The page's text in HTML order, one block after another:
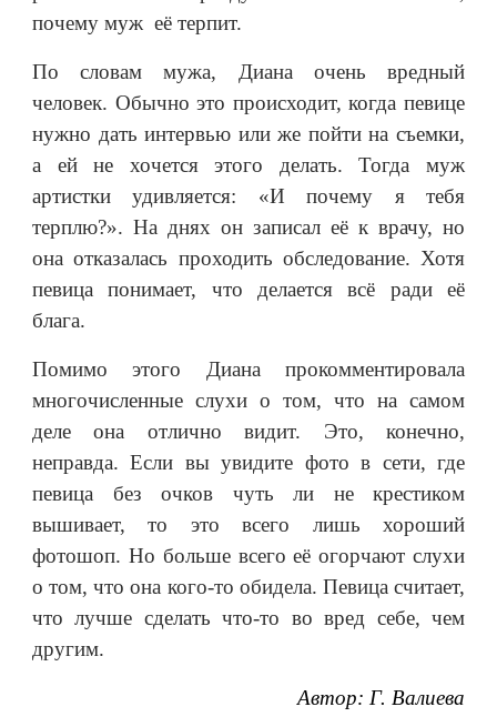
почему муж её терпит.
По словам мужа, Диана очень вредный
человек. Обычно это происходит, когда певице
нужно дать интервью или же пойти на съемки,
а ей не хочется этого делать. Тогда муж
артистки удивляется: «И почему я тебя
терплю?». На днях он записал её к врачу, но
она отказалась проходить обследование. Хотя
певица понимает, что делается всё ради её
блага.
Помимо этого Диана прокомментировала
многочисленные слухи о том, что на самом
деле она отлично видит. Это, конечно,
неправда. Если вы увидите фото в сети, где
певица без очков чуть ли не крестиком
вышивает, то это всего лишь хороший
фотошоп. Но больше всего её огорчают слухи
о том, что она кого-то обидела. Певица считает,
что лучше сделать что-то во вред себе, чем
другим.
Автор: Г. Валиева